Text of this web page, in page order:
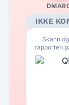
DOMENE
MELDING
IKKE
Skann
rapporten